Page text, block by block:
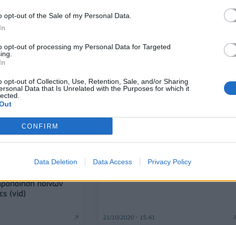
opt-out of the Sale of my Personal Data.
opt-out of processing my Personal Data for Targeted
opt-out of Collection, Use, Retention, Sale, and/or Sharing
Data that Is Unrelated with the Purposes for which it
CONFIRM
Data Deletion Data Access Privacy Policy
τις αντιδράσεις
των
ταχύτητας
ποινών
(vid)
Δίκη Χρυσής Αυγής: Πιθανή αύριο η
αναστολές
21/10/2020 - 15:41